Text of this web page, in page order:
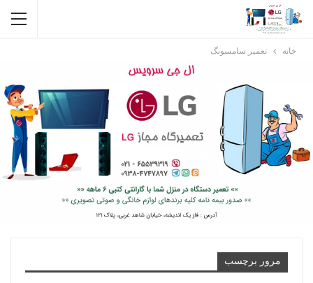
خانه تعمیر سامسونگ
مرور برچسب